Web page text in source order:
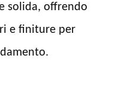
solida, offrendo
e finiture per